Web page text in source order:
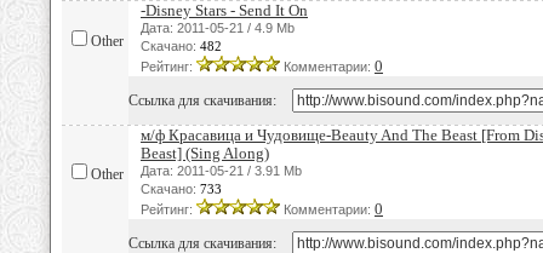
Other
-Disney Stars - Send It On
Дата: 2011-05-21 / 4.9 Mb
Скачано: 482
Рейтинг:
Комментарии: 0
Ссылка для скачивания:
Other
м/ф Красавица и Чудовище-Beauty And The Beast [From
Beast] (Sing Along)
Дата: 2011-05-21 / 3.91 Mb
Скачано: 733
Рейтинг:
Комментарии: 0
Ссылка для скачивания: